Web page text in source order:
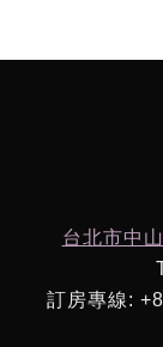
台北市中
訂房專線: